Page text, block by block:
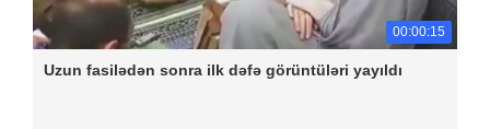
00:00:15
Uzun fasilədən sonra ilk dəfə görüntüləri yayıldı